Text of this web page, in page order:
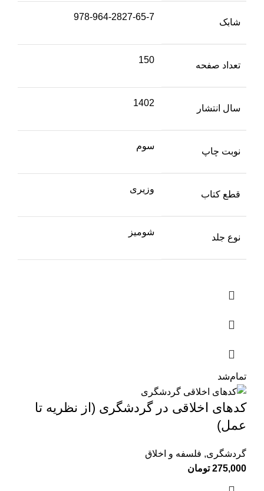
شابک
978-964-2827-65-7
تعداد صفحه
150
سال انتشار
1402
نوبت چاپ
سوم
قطع کتاب
وزیری
نوع جلد
شومیز
تمام‌شد
کدهای اخلاقی در گردشگری (از نظریه تا
عمل)
گردشگری, فلسفه و اخلاق
275,000 تومان